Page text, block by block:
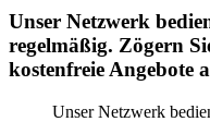
Unser Netzwerk
regelmäßig. Zögern
kostenfreie Angebote
Unser Netzwerk